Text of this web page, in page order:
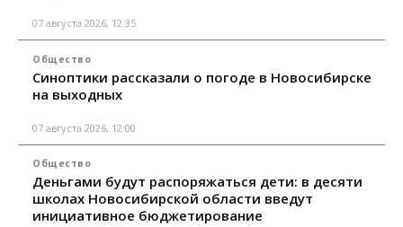
07 августа 2026, 12:35
Общество
Синоптики рассказали о погоде в Новосибирске
на выходных
07 августа 2026, 12:00
Общество
Деньгами будут распоряжаться дети: в десяти
школах Новосибирской области введут
инициативное бюджетирование